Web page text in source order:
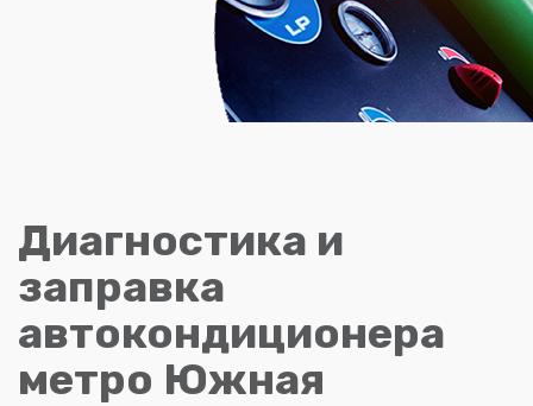
Диагностика и
заправка
автокондиционера
метро Южная